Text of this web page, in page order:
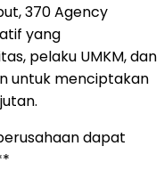
370Agency
yang
pelaku UMKM,dan
untuk menciptakan
dapat